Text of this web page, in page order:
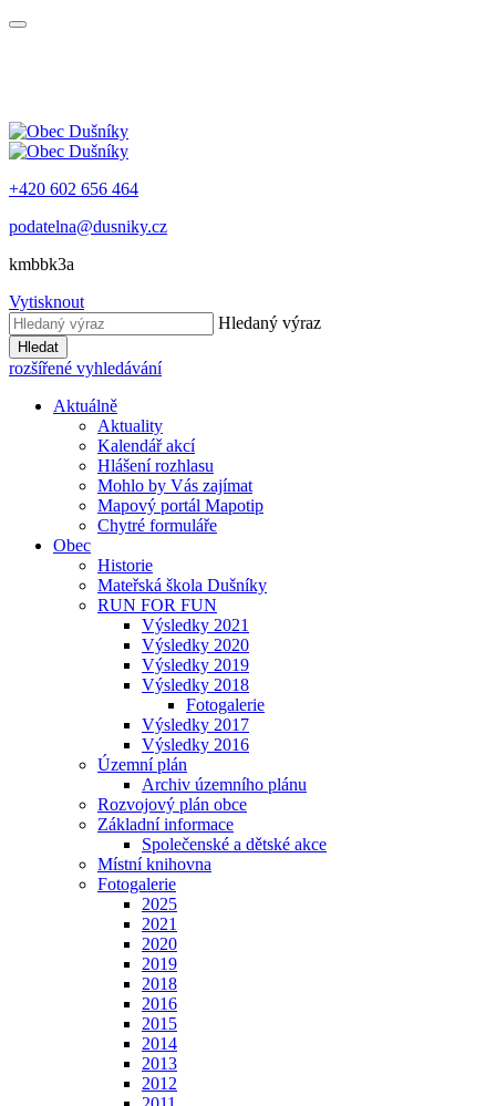
+420 602 656 464
podatelna@dusniky.cz
kmbbk3a
Vytisknout
Hledaný výraz
Hledat
rozšířené vyhledávání
Aktuálně
Aktuality
Kalendář akcí
Hlášení rozhlasu
Mohlo by Vás zajímat
Mapový portál Mapotip
Chytré formuláře
Obec
Historie
Mateřská škola Dušníky
RUN FOR FUN
Výsledky 2021
Výsledky 2020
Výsledky 2019
Výsledky 2018
Fotogalerie
Výsledky 2017
Výsledky 2016
Územní plán
Archiv územního plánu
Rozvojový plán obce
Základní informace
Společenské a dětské akce
Místní knihovna
Fotogalerie
2025
2021
2020
2019
2018
2016
2015
2014
2013
2012